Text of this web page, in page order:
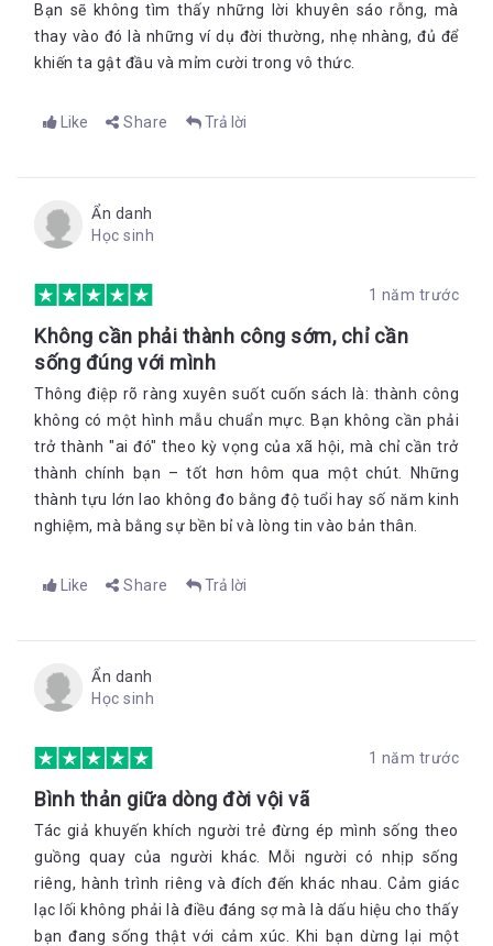
Bạn sẽ không tìm thấy những lời khuyên sáo rỗng, mà
thay vào đó là những ví dụ đời thường, nhẹ nhàng, đủ để
khiến ta gật đầu và mỉm cười trong vô thức.
Like Share Trả lời
Ẩn danh
Học sinh
1 năm trước
Không cần phải thành công sớm, chỉ cần
sống đúng với mình
Thông điệp rõ ràng xuyên suốt cuốn sách là: thành công
không có một hình mẫu chuẩn mực. Bạn không cần phải
trở thành "ai đó" theo kỳ vọng của xã hội, mà chỉ cần trở
thành chính bạn – tốt hơn hôm qua một chút. Những
thành tựu lớn lao không đo bằng độ tuổi hay số năm kinh
nghiệm, mà bằng sự bền bỉ và lòng tin vào bản thân.
Like Share Trả lời
Ẩn danh
Học sinh
1 năm trước
Bình thản giữa dòng đời vội vã
Tác giả khuyến khích người trẻ đừng ép mình sống theo
guồng quay của người khác. Mỗi người có nhịp sống
riêng, hành trình riêng và đích đến khác nhau. Cảm giác
lạc lối không phải là điều đáng sợ mà là dấu hiệu cho thấy
bạn đang sống thật với cảm xúc. Khi bạn dừng lại một